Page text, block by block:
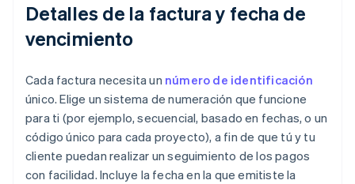
Detalles de la factura y fecha de
vencimiento
Cada factura necesita un número de identificación
único. Elige un sistema de numeración que funcione
para ti (por ejemplo, secuencial, basado en fechas, o un
código único para cada proyecto), a fin de que tú y tu
cliente puedan realizar un seguimiento de los pagos
con facilidad. Incluye la fecha en la que emitiste la